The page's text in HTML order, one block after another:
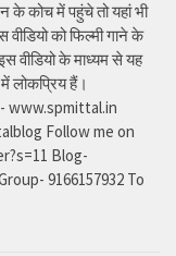
के कोच में पहुंचे तो यहां भी
को फिल्मी गाने के
वीडियो के माध्यम से यह
लोकप्रिय हैं।
www.spmittal.in
Follow me on
Blog-
9166157932 To